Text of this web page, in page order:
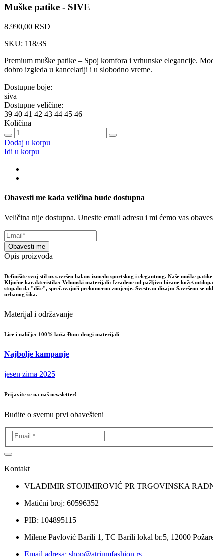
Muške patike - SIVE
8.990,00 RSD
SKU: 118/3S
Premium muške patike – Spoj komfora i vrhunske elegancije.
dobro izgleda u kancelariji i u slobodno vreme.
Dostupne boje:
siva
Dostupne veličine:
39 40 41 42 43 44 45 46
Količina
Dodaj u korpu
Idi u korpu
Obavesti me kada veličina bude dostupna
Veličina nije dostupna. Unesite email adresu i mi ćemo vas
Obavesti me
Opis proizvoda
Definišite svoj stil uz savršen balans između sportskog i elegantnog. Naše muške
Ključne karakteristike: Vrhunski materijali: Izrađene od pažljivo birane kože/
stopalu da "diše", sprečavajući prekomerno znojenje. Svestran dizajn: Savršeno se
urbanog šika.
Materijal i održavanje
Lice i naličje: 100% koža Đon: drugi materijali
Najbolje kampanje
jesen zima 2025
Prijavite se na naš newsletter!
Budite o svemu prvi obavešteni
Kontakt
VLADIMIR STOJIMIROVIĆ PR TRGOVINSKA
Matični broj: 60596352
PIB: 104895115
Milene Pavlović Barili 1, TC Barili lokal br.5, 12000